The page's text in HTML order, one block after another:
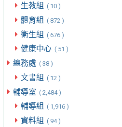
生教組 ( 10 )
體育組 ( 872 )
衛生組 ( 676 )
健康中心 ( 51 )
總務處 ( 38 )
文書組 ( 12 )
輔導室 ( 2,484 )
輔導組 ( 1,916 )
資料組 ( 94 )